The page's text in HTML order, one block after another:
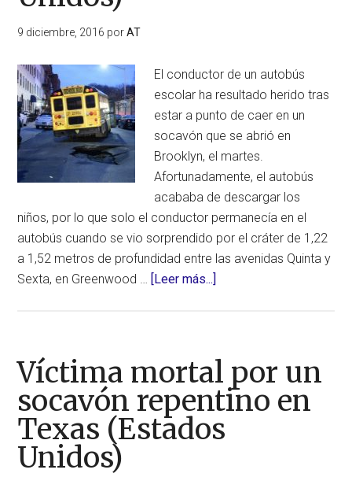
9 diciembre, 2016 porAT
El conductor de un autobús
escolar ha resultado herido tras
estar a punto de caer en un
socavón que se abrió en
Brooklyn, el martes.
Afortunadamente, el autobús
acababa de descargar los
niños, por lo que solo el conductor permanecía en el
autobús cuando se vio sorprendido por el cráter de 1,22
a 1,52 metros de profundidad entre las avenidas Quinta y
Sexta, en Greenwood … [Leer más...]
herido
tras
circular
por
un
Víctima mortal por un
socavón repentino en
Texas (Estados
Unidos)